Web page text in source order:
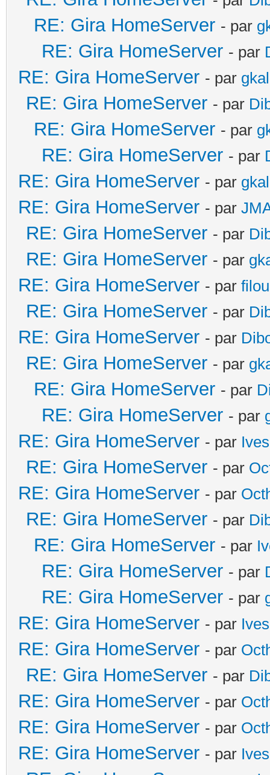
RE: Gira HomeServer - par
RE: Gira HomeServer - par
RE: Gira HomeServer - par
RE: Gira HomeServer - par
RE: Gira HomeServer - par
RE: Gira HomeServer - par
RE: Gira HomeServer - par
RE: Gira HomeServer - par
RE: Gira HomeServer - par
RE: Gira HomeServer - par
RE: Gira HomeServer - par
RE: Gira HomeServer - par
RE: Gira HomeServer - par
RE: Gira HomeServer - par
RE: Gira HomeServer - par
RE: Gira HomeServer - par
RE: Gira HomeServer - par Ives
RE: Gira HomeServer - par
RE: Gira HomeServer - par
RE: Gira HomeServer - par
RE: Gira HomeServer - par
RE: Gira HomeServer - par
RE: Gira HomeServer - par
RE: Gira HomeServer - par Ives
RE: Gira HomeServer - par
RE: Gira HomeServer - par
RE: Gira HomeServer - par
RE: Gira HomeServer - par
RE: Gira HomeServer - par Ives